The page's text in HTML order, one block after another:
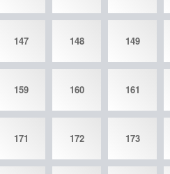
147 148 149
159 160 161
171 172 173